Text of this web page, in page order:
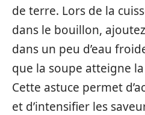
de terre. Lors de la
dans le bouillon,
dans un peu d’eau
que la soupe atteigne
Cette astuce permet
et d’intensifier les